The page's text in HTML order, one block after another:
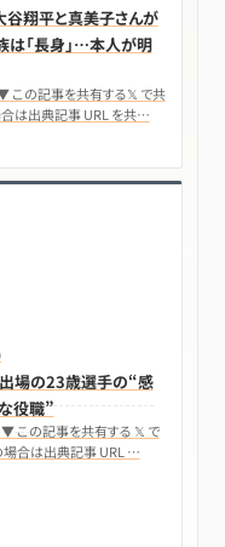
谷翔平と真美子さんが
は「長身」…本人が明
この記事を共有する𝕏 で共
は出典記事 URL を共…
出場の23歳選手の“感
役職”
この記事を共有する 𝕏 で
場合は出典記事 URL …